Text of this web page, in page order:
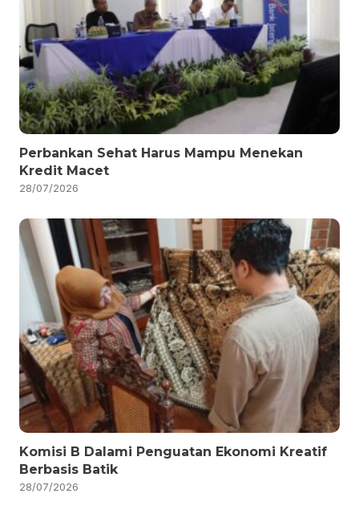
Perbankan Sehat Harus Mampu Menekan
Kredit Macet
28/07/2026
Komisi B Dalami Penguatan Ekonomi Kreatif
Berbasis Batik
28/07/2026